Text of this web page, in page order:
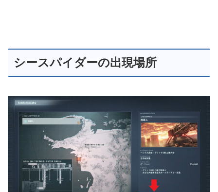
シースパイダーの出現場所